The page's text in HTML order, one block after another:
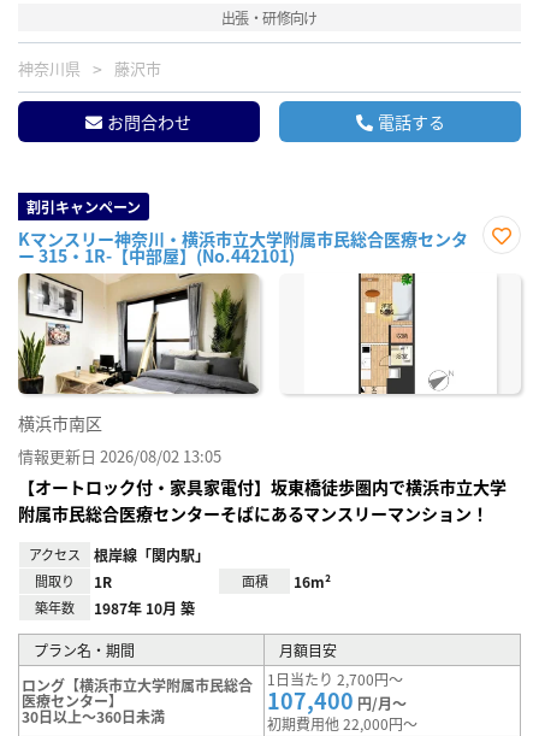
出張・研修向け
神奈川県 藤沢市
お問合わせ 電話する
割引キャンペーン
Kマンスリー神奈川・横浜市立大学附属市民総合医療センタ
ー 315・1R-【中部屋】(No.442101)
に入
横浜市南区
情報更新日 2026/08/02 13:05
【オートロック付・家具家電付】坂東橋徒歩圏内で横浜市立大学
附属市民総合医療センターそばにあるマンスリーマンション！
アクセス 根岸線「関内駅」
間取り 1R 面積 16m²
築年数 1987年 10月 築
プラン名・期間
月額目安
ロング【横浜市立大学附属市民総合
医療センター】
30日以上～360日未満
1日当たり 2,700円～
107,400 円/月～
初期費用他 22,000円～